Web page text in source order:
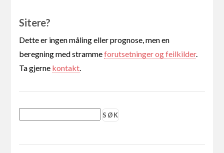
Sitere?
Dette er ingen måling eller prognose, men en
beregning med strammeforutsetninger og feilkilder.
Ta gjerne kontakt.